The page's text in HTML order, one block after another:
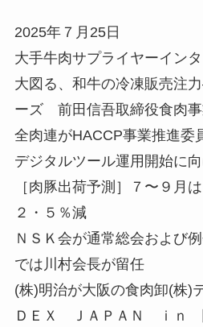
2025年７月25日
大手牛肉サプライヤーイン
大図る、和牛の冷凍販売注
ーズ 前田信吾取締役食肉
全肉連がHACCP事業推進委
デジタルツール運用開始に
［肉豚出荷予測］７〜９月
２・５％減
ＮＳＫ会が通常総会および
では川村会長が留任
(株)明治が大阪の食肉卸(株)
ＤＥＸ ＪＡＰＡＮ ｉｎ